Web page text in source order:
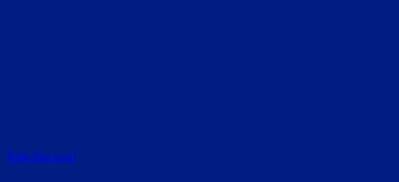
Rate this post